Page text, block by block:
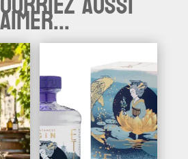
aimer...